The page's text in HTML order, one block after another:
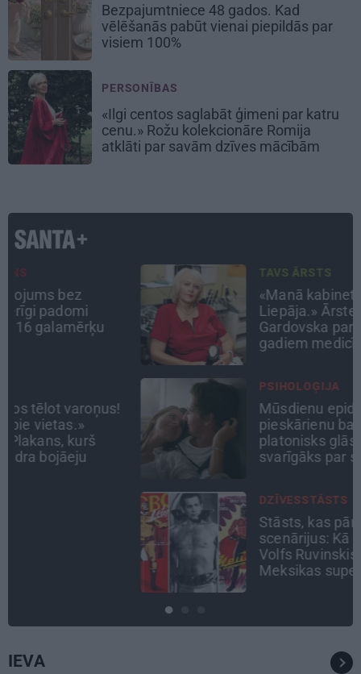
Bezpajumtniece 48 gados. Kad
vēlēšanās pabūt vienai piepildās par
visiem 100%
PERSONĪBAS
«Ilgi centos saglabāt ģimeni par katru
cenu.» Rožu kolekcionāre Romija
atklāti par savām dzīves mācībām
TAVS ĀRSTS
«Manā kabinetā bijusi teju visa
Liepāja.» Ārste Ingrīda
Gardovska par vairāk nekā 50
gadiem medicīnā
PSIHOLOĢIJA
Mūsdienu epidēmija –
pieskārienu bads. Kāpēc
platonisks glāsts reizēm ir
svarīgāks par seksuālu tuvību
DZĪVESSTĀSTS
Stāsts, kas pārspēj kino
scenārijus: Kā Liepājas zēns
Volfs Ruvinskis kļuva par
Meksikas superzvaigzni
IEVA